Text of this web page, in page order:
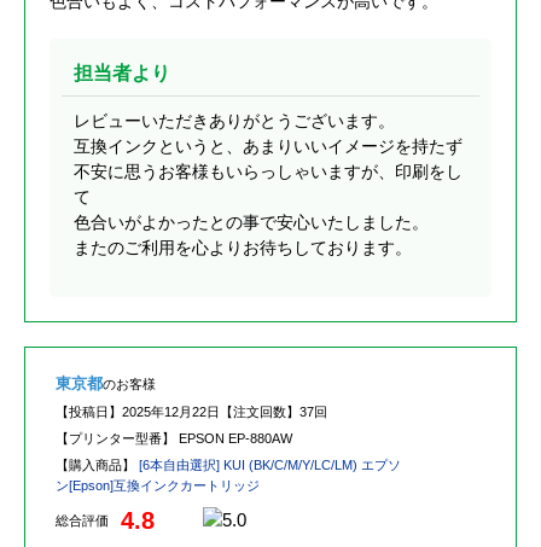
担当者より
レビューいただきありがとうございます。
互換インクというと、あまりいいイメージを持たず
不安に思うお客様もいらっしゃいますが、印刷をし
て
色合いがよかったとの事で安心いたしました。
またのご利用を心よりお待ちしております。
東京都のお客様
【投稿日】 2025年12月22日 【注文回数】 37回
【プリンター型番】 EPSON EP-880AW
【購入商品】 [6本自由選択] KUI (BK/C/M/Y/LC/LM) エプソ
ン[Epson]互換インクカートリッジ
総合評価 4.8